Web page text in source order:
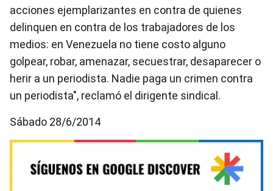
acciones ejemplarizantes en contra de quienes
delinquen en contra de los trabajadores de los
medios: en Venezuela no tiene costo alguno
golpear, robar, amenazar, secuestrar, desaparecer o
herir a un periodista. Nadie paga un crimen contra
un periodista", reclamó el dirigente sindical.
Sábado 28/6/2014